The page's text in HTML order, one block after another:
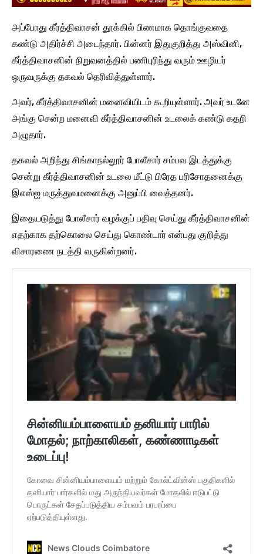
அப்போது கீர்த்திவாசன் தூக்கில் பிணமாக தொங்குவதை
கண்டு அதிர்ச்சி அடைந்தார். பின்னர் இதுகுறித்து அஸ்வினி,
கீர்த்திவாசனின் நிறுவனத்தில் பணிபுரிந்து வரும் ஊழியர்
ஒருவருக்கு தகவல் தெரிவித்துள்ளார்.
அவர், கீர்த்திவாசனின் மனைவியிடம் கூறியுள்ளார். அவர் உடனே
அங்கு சென்ற மனைவி கீர்த்திவாசனின் உடலைக் கண்டு கதறி
அழுதார்.
தகவல் அறிந்து சிங்காநல்லூர் போலீசார் சம்பவ இடத்துக்கு
சென்று கீர்த்திவாசனின் உடலை மீட்டு பிரேத பரிசோதனைக்கு
இஎஸ்ஐ மருத்துவமனைக்கு அனுப்பி வைத்தனர்.
இதையடுத்து போலீசார் வழக்குப் பதிவு செய்து கீர்த்திவாசனின்
எதற்காக தற்கொலை செய்து கொண்டார் என்பது குறித்து
விசாரணை நடத்தி வருகின்றனர்.